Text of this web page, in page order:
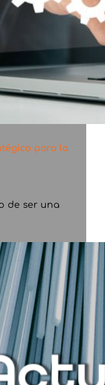
para la
de ser una